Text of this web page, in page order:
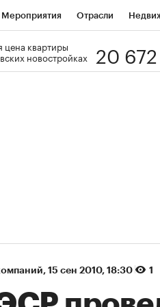
Мероприятия Отрасли
РБК Образование
цена квартиры
новостройках
20
⁠, 15 сен 2010, 18:30 1